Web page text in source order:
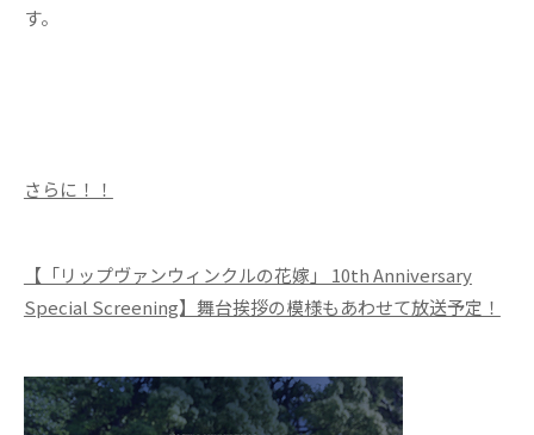
す。
さらに！！
【「リップヴァンウィンクルの花嫁」 10th Anniversary
Special Screening】舞台挨拶の模様もあわせて放送予定！